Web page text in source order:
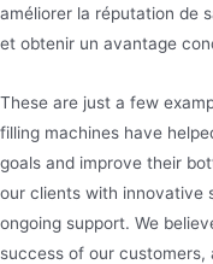
améliorer la réputation de
et obtenir un avantage
These are just a few
filling machines have
goals and improve their
our clients with innovative
ongoing support. We
success of our customers,